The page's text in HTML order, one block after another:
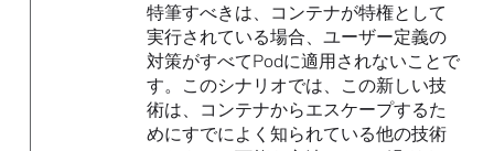
特筆すべきは、コンテナが特権として
実行されている場合、ユーザー定義の
対策がすべてPodに適用されないことで
す。このシナリオでは、この新しい技
術は、コンテナからエスケープするた
めにすでによく知られている他の技術